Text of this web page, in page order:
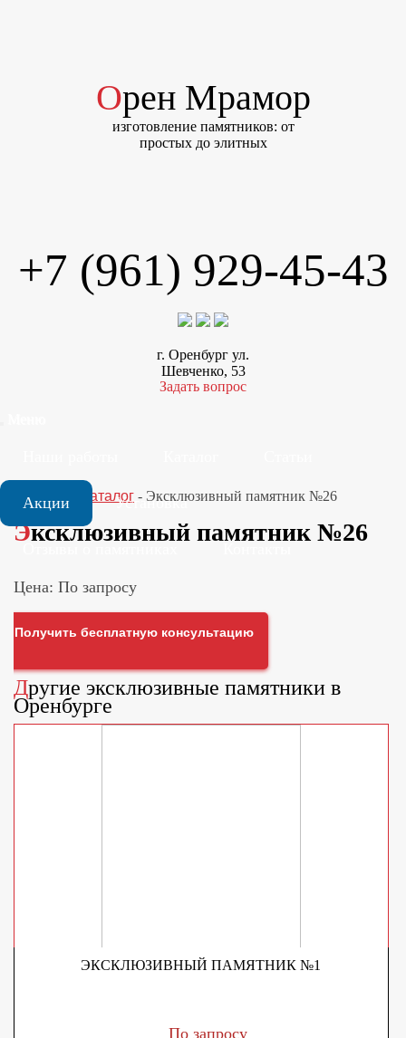
Орен Мрамор
изготовление памятников: от
простых до элитных
+7 (961) 929-45-43
г. Оренбург ул.
Шевченко, 53
Задать вопрос
Акции Установка
Главная Каталог - Эксклюзивный памятник №26
Эксклюзивный памятник №26
Цена: По запросу
Получить бесплатную консультацию
Другие эксклюзивные памятники в
Оренбурге
ЭКСКЛЮЗИВНЫЙ ПАМЯТНИК №1
По запросу